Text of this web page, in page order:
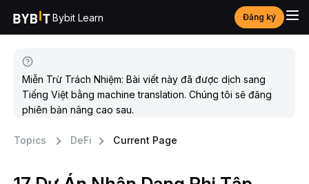
Bybit Learn Đăng ký
Miễn Trừ Trách Nhiệm: Bài viết này đã được dịch sang
Tiếng Việt bằng machine translation. Chúng tôi sẽ đăng
phiên bản nâng cao sau.
Topics DeFi Current Page